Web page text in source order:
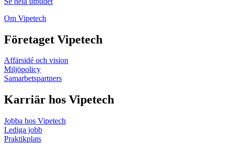
Om Vipetech
Företaget Vipetech
Affärsidé och vision
Miljöpolicy
Samarbetspartners
Karriär hos Vipetech
Jobba hos Vipetech
Lediga jobb
Praktikplats